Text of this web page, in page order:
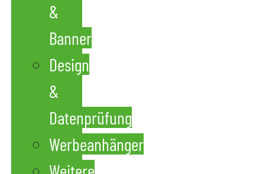
&
Banner
Design
&
Datenprüfung
Werbeanhänger